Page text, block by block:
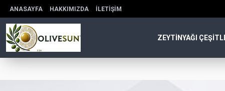
ANASAYFA HAKKIMIZDA İLETIŞIM
ZEYTINYAĞI